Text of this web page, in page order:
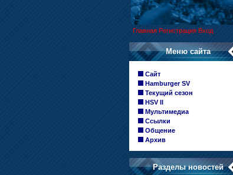
Главная Регистрация Вход
Меню сайта
Сайт
Hamburger SV
Текущий сезон
HSV II
Мультимедиа
Ссылки
Общение
Архив
Разделы новостей